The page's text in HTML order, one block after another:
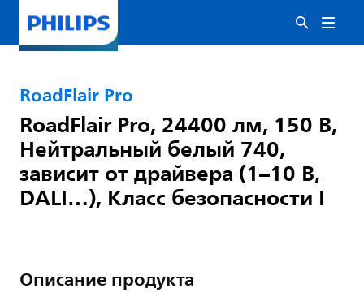
RoadFlair Pro
RoadFlair Pro, 24400 лм, 150 В,
Нейтральный белый 740,
зависит от драйвера (1–10 В,
DALI…), Класс безопасности I
Описание продукта